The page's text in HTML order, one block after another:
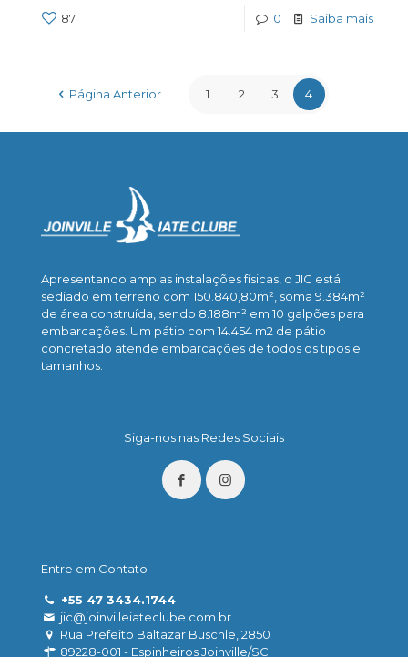
87 0 Saiba mais
Página Anterior 1 2 3 4
Apresentando amplas instalações físicas, o JIC está
sediado em terreno com 150.840,80m², soma 9.384m²
de área construída, sendo 8.188m² em 10 galpões para
embarcações. Um pátio com 14.454 m2 de pátio
concretado atende embarcações de todos os tipos e
tamanhos.
Siga-nos nas Redes Sociais
Entre em Contato
+55 47 3434.1744
jic@joinvilleiateclube.com.br
Rua Prefeito Baltazar Buschle, 2850
89228-001 - Espinheiros Joinville/SC